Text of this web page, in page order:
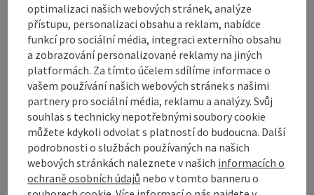
optimalizaci našich webových stránek, analýze
přístupu, personalizaci obsahu a reklam, nabídce
funkcí pro sociální média, integraci externího obsahu
a zobrazování personalizované reklamy na jiných
platformách. Za tímto účelem sdílíme informace o
vašem používání našich webových stránek s našimi
partnery pro sociální média, reklamu a analýzy. Svůj
souhlas s technicky nepotřebnými soubory cookie
můžete kdykoli odvolat s platností do budoucna. Další
podrobnosti o službách používaných na našich
webových stránkách naleznete v našich informacích o
ochraně osobních údajů nebo v tomto banneru o